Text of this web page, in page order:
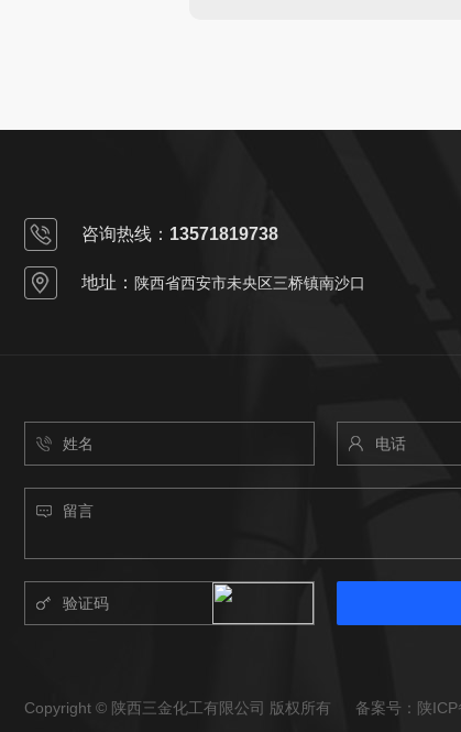
咨询热线： 13571819738
地址： 陕西省西安市未央区三桥镇南沙口
Copyright © 陕西三金化工有限公司 版权所有 备案号： 陕